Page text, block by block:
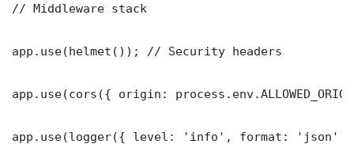
// Middleware stack
app.use(helmet()); // Security headers
app.use(cors({ origin:
app.use(logger({ level: 'info', format: 'json'